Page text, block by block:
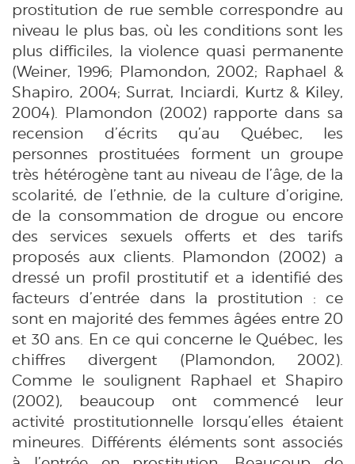
prostitution de rue semble correspondre au
niveau le plus bas, où les conditions sont les
plus difficiles, la violence quasi permanente
(Weiner, 1996; Plamondon, 2002; Raphael &
Shapiro, 2004; Surrat, Inciardi, Kurtz & Kiley,
2004). Plamondon (2002) rapporte dans sa
recension d’écrits qu’au Québec, les
personnes prostituées forment un groupe
très hétérogène tant au niveau de l’âge, de la
scolarité, de l’ethnie, de la culture d’origine,
de la consommation de drogue ou encore
des services sexuels offerts et des tarifs
proposés aux clients. Plamondon (2002) a
dressé un profil prostitutif et a identifié des
facteurs d’entrée dans la prostitution : ce
sont en majorité des femmes âgées entre 20
et 30 ans. En ce qui concerne le Québec, les
chiffres divergent (Plamondon, 2002).
Comme le soulignent Raphael et Shapiro
(2002), beaucoup ont commencé leur
activité prostitutionnelle lorsqu’elles étaient
mineures. Différents éléments sont associés